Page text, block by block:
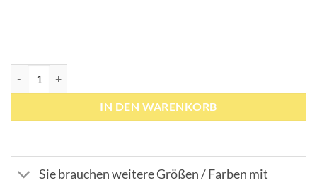
IN DEN WARENKORB
Sie brauchen weitere Größen / Farben mit